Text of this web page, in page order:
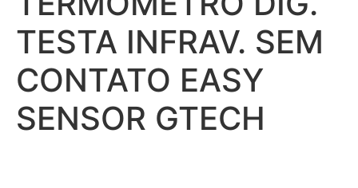
TESTA INFRAV. SEM
CONTATO EASY
SENSOR GTECH